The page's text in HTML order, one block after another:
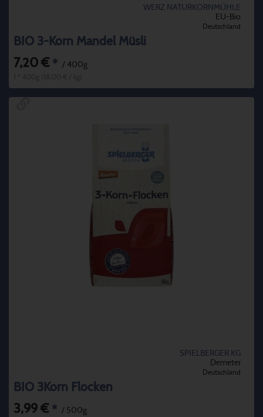
WERZ NATURKORNMÜHLE
EU-Bio
Deutschland
BIO 3-Korn Mandel Müsli
7,20 € * / 400g
SPIELBERGER KG
Demeter
Deutschland
BIO 3Korn Flocken
3,99 € * / 500g